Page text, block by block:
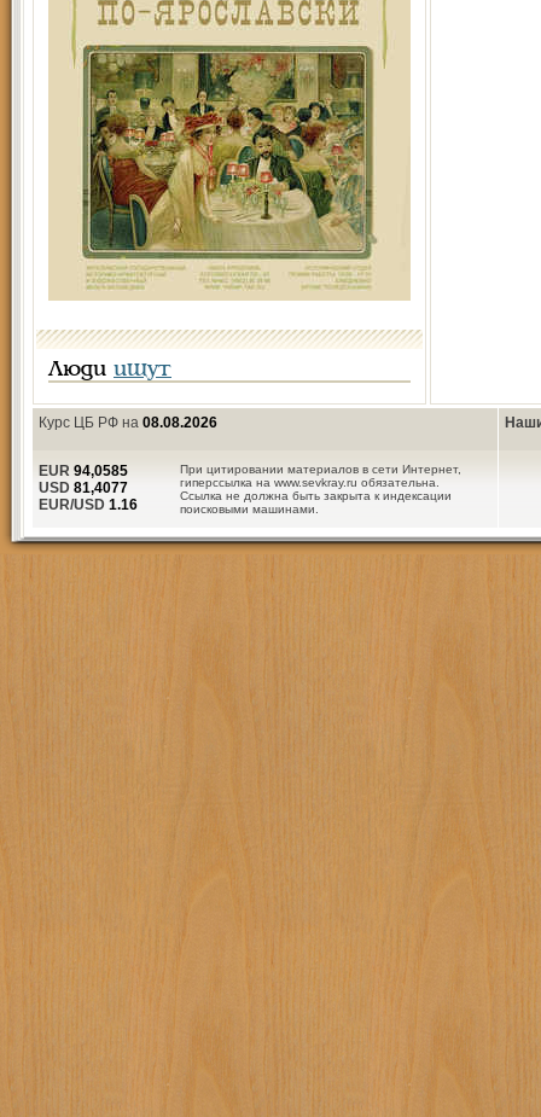
Люди ищут
Курс ЦБ РФ на 08.08.2026
При цитировании материалов в сети Интернет,
гиперссылка на www.sevkray.ru обязательна.
Ссылка не должна быть закрыта к индексации
поисковыми машинами.
EUR 94,0585
USD 81,4077
EUR/USD 1.16